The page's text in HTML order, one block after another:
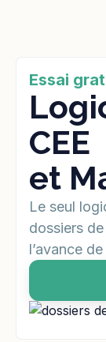
Essai
CEE
et
Le seul
dossiers
l’avance